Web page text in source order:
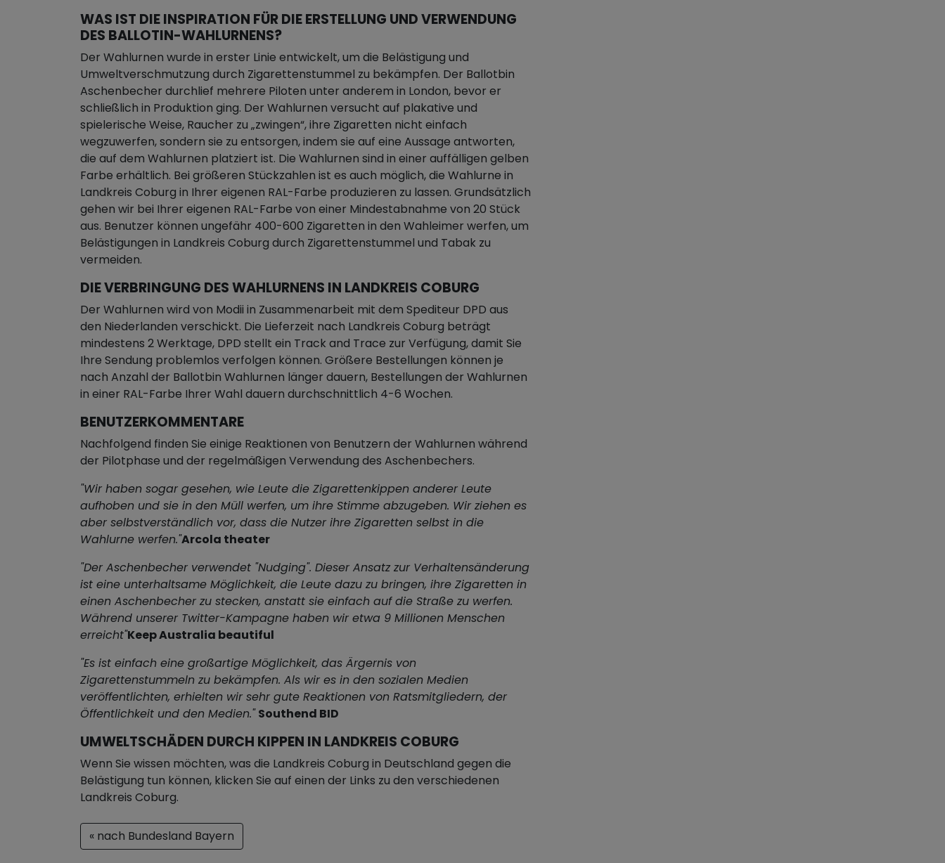
WAS IST DIE INSPIRATION FÜR DIE ERSTELLUNG UND VERWENDUNG
DES BALLOTIN-WAHLURNENS?
Der Wahlurnen wurde in erster Linie entwickelt, um die Belästigung und
Umweltverschmutzung durch Zigarettenstummel zu bekämpfen. Der Ballotbin
Aschenbecher durchlief mehrere Piloten unter anderem in London, bevor er
schließlich in Produktion ging. Der Wahlurnen versucht auf plakative und
spielerische Weise, Raucher zu „zwingen“, ihre Zigaretten nicht einfach
wegzuwerfen, sondern sie zu entsorgen, indem sie auf eine Aussage antworten,
die auf dem Wahlurnen platziert ist. Die Wahlurnen sind in einer auffälligen gelben
Farbe erhältlich. Bei größeren Stückzahlen ist es auch möglich, die Wahlurne in
Landkreis Coburg in Ihrer eigenen RAL-Farbe produzieren zu lassen. Grundsätzlich
gehen wir bei Ihrer eigenen RAL-Farbe von einer Mindestabnahme von 20 Stück
aus. Benutzer können ungefähr 400-600 Zigaretten in den Wahleimer werfen, um
Belästigungen in Landkreis Coburg durch Zigarettenstummel und Tabak zu
vermeiden.
DIE VERBRINGUNG DES WAHLURNENS IN LANDKREIS COBURG
Der Wahlurnen wird von Modii in Zusammenarbeit mit dem Spediteur DPD aus
den Niederlanden verschickt. Die Lieferzeit nach Landkreis Coburg beträgt
mindestens 2 Werktage, DPD stellt ein Track and Trace zur Verfügung, damit Sie
Ihre Sendung problemlos verfolgen können. Größere Bestellungen können je
nach Anzahl der Ballotbin Wahlurnen länger dauern, Bestellungen der Wahlurnen
in einer RAL-Farbe Ihrer Wahl dauern durchschnittlich 4-6 Wochen.
BENUTZERKOMMENTARE
Nachfolgend finden Sie einige Reaktionen von Benutzern der Wahlurnen während
der Pilotphase und der regelmäßigen Verwendung des Aschenbechers.
"Wir haben sogar gesehen, wie Leute die Zigarettenkippen anderer Leute
aufhoben und sie in den Müll werfen, um ihre Stimme abzugeben. Wir ziehen es
aber selbstverständlich vor, dass die Nutzer ihre Zigaretten selbst in die
Wahlurne werfen."Arcola theater
"Der Aschenbecher verwendet "Nudging". Dieser Ansatz zur Verhaltensänderung
ist eine unterhaltsame Möglichkeit, die Leute dazu zu bringen, ihre Zigaretten in
einen Aschenbecher zu stecken, anstatt sie einfach auf die Straße zu werfen.
Während unserer Twitter-Kampagne haben wir etwa 9 Millionen Menschen
erreicht"Keep Australia beautiful
"Es ist einfach eine großartige Möglichkeit, das Ärgernis von
Zigarettenstummeln zu bekämpfen. Als wir es in den sozialen Medien
veröffentlichten, erhielten wir sehr gute Reaktionen von Ratsmitgliedern, der
Öffentlichkeit und den Medien." Southend BID
UMWELTSCHÄDEN DURCH KIPPEN IN LANDKREIS COBURG
Wenn Sie wissen möchten, was die Landkreis Coburg in Deutschland gegen die
Belästigung tun können, klicken Sie auf einen der Links zu den verschiedenen
Landkreis Coburg.
« nach Bundesland Bayern